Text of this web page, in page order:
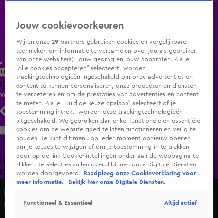
Uitzending Gemist Populaire programma's Zenders Genres
ClipsFilmsRadioSmart TV inlogShop
Volg KIJK
Zoeken
HomeUitzending Gemist Programma's De Bondgenoten
OranjezomerLivestreamsShop
Malek F pleegde terroristische daad
13 mei 2025, 18:27
Jouw cookievoorkeuren
Wij en onze29 partners gebruiken cookies en vergelijkbare
technieken om informatie te verzamelen over jou als gebruiker
van onze website(s), jouw gedrag en jouw apparaten. Als je
„Alle cookies accepteren” selecteert, worden
trackingtechnologieën ingeschakeld om onze advertenties en
content te kunnen personaliseren, onze producten en diensten
te verbeteren en om de prestaties van advertenties en content
te meten. Als je „Huidige keuze opslaan” selecteert of je
toestemming intrekt, worden deze trackingtechnologieën
uitgeschakeld. We gebruiken dan enkel functionele en essentiële
cookies om de website goed te laten functioneren en veilig te
houden. Je kunt dit menu op ieder moment opnieuw openen
om je keuzes te wijzigen of om je toestemming in te trekken
door op de link Cookie-instellingen onder aan de webpagina te
klikken. Je selecties zullen overal binnen onze Digitale Diensten
worden doorgevoerd.
Raadpleeg onze Cookieverklaring voor
meer informatie.
Bekijk hier onze Digitale Diensten.
Functioneel & Essentieel Altijd actief